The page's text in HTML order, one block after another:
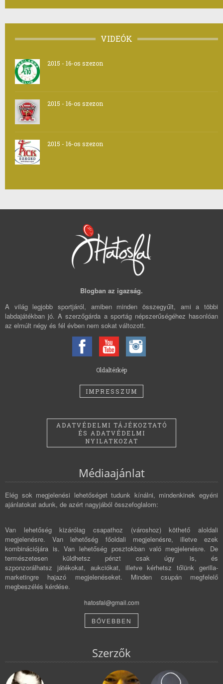
VIDEÓK
2015 - 16-os szezon
2015 - 16-os szezon
2015 - 16-os szezon
Blogban az igazság.
A világ legjobb sportjáról, amiben minden összegyűlt, ami a többi
labdajátékban jó. A szerzőgárda a sportág népszerűségéhez hasonlóan
az elmúlt négy és fél évben nem sokat változott.
Oldaltérkép
IMPRESSZUM
ADATVÉDELMI TÁJÉKOZTATÓ
ÉS ADATVÉDELMI
NYILATKOZAT
Médiaajánlat
Elég sok megjelenési lehetőséget tudunk kínálni, mindenkinek egyéni
ajánlatokat adunk, de azért nagyjából összefoglalom:
Van lehetőség kizárólag csapathoz (városhoz) köthető aloldali
megjelenésre. Van lehetőség főoldali megjelenésre, illetve ezek
kombinációjára is. Van lehetőség posztokban való megjelenésre. De
természetesen küldhetsz pénzt csak úgy is, és
szponzorálhatsz játékokat, aukciókat, illetve kérhetsz tőlünk gerilla-
marketingre hajazó megjelenéseket. Minden csupán megfelelő
megbeszélés kérdése.
hatosfal@gmail.com
BŐVEBBEN
Szerzők